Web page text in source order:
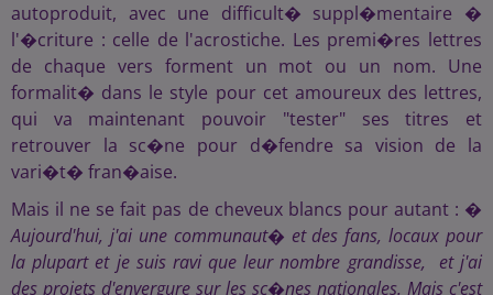
autoproduit, avec une difficult� suppl�mentaire �
l'�criture : celle de l'acrostiche. Les premi�res lettres
de chaque vers forment un mot ou un nom. Une
formalit� dans le style pour cet amoureux des lettres,
qui va maintenant pouvoir "tester" ses titres et
retrouver la sc�ne pour d�fendre sa vision de la
vari�t� fran�aise.
Mais il ne se fait pas de cheveux blancs pour autant : �
Aujourd'hui, j'ai une communaut� et des fans, locaux pour
la plupart et je suis ravi que leur nombre grandisse, et j'ai
des projets d'envergure sur les sc�nes nationales. Mais c'est